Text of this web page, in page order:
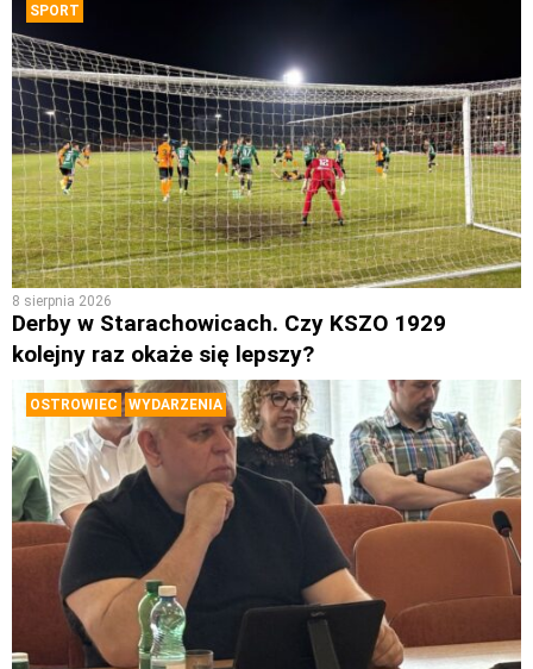
SPORT
8 sierpnia 2026
Derby w Starachowicach. Czy KSZO 1929
kolejny raz okaże się lepszy?
OSTROWIEC WYDARZENIA